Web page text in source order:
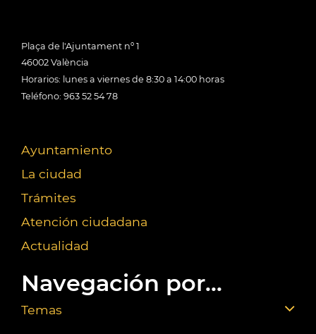
Plaça de l'Ajuntament nº 1
46002 València
Horarios: lunes a viernes de 8:30 a 14:00 horas
Teléfono: 963 52 54 78
Ayuntamiento
La ciudad
Trámites
Atención ciudadana
Actualidad
Navegación por...
Temas